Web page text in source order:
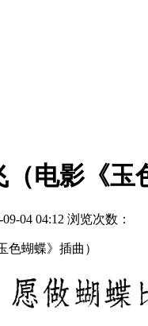
电影《玉
04 04:12 浏览次数：
蝴蝶》插曲）